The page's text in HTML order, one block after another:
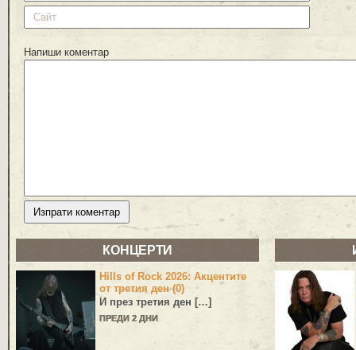
Напиши коментар
КОНЦЕРТИ
Hills of Rock 2026: Акцентите
от третия ден (0)
И през третия ден […]
ПРЕДИ 2 ДНИ